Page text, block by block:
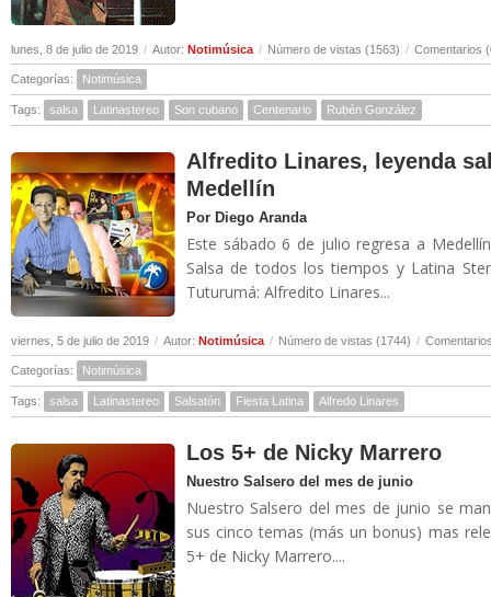
lunes, 8 de julio de 2019 / Autor: Notimúsica / Número de vistas (1563) / Comentarios
Categorías: Notimúsica
Tags: salsa Latinastereo Son cubano Centenario Rubén González
Alfredito Linares, leyenda
Medellín
Por Diego Aranda
Este sábado 6 de julio regresa a
Salsa de todos los tiempos y Latina
Tuturumá: Alfredito Linares...
viernes, 5 de julio de 2019 / Autor: Notimúsica / Número de vistas (1744) /
Categorías: Notimúsica
Tags: salsa Latinastereo Salsatón Fiesta Latina Alfredo Linares
Los 5+ de Nicky Marrero
Nuestro Salsero del mes de junio
Nuestro Salsero del mes de junio se
sus cinco temas (más un bonus) mas
5+ de Nicky Marrero....